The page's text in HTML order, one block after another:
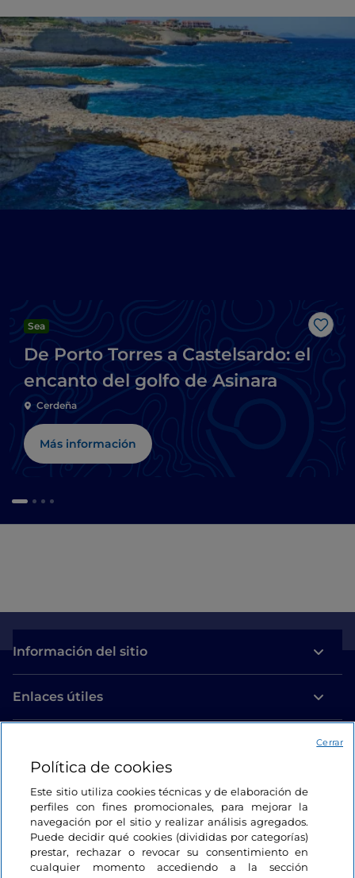
Me
Sea
De Porto Torres a Castelsardo: el
encanto del golfo de Asinara
Cerdeña
Más información
Información del sitio
Enlaces útiles
Estamos en contacto
Política de cookies
Este sitio utiliza cookies técnicas y de elaboración de
perfiles con fines promocionales, para mejorar la
navegación por el sitio y realizar análisis agregados.
Puede decidir qué cookies (divididas por categorías)
prestar, rechazar o revocar su consentimiento en
cualquier momento accediendo a la sección
Cerrar